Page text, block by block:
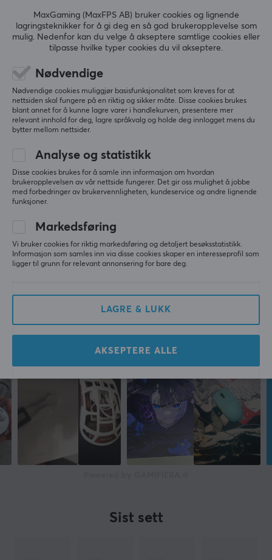
og de kommer garantert til å øke din spillopplevelse!
SPESIFIKASJONER
DIMENSJON & VEKT
Bredde
15 mm
Dybde
1 mm
Vekt
EGENSKAPER
Minnekort
Overføringshastighet
200MB/s
Produsentens garanti
ANMELDELSER (0) SPØRSMÅL OG SVAR (0)
0.0
Basert på 0 vurderinger
4
0%
3
0%
2
SKRIV ANMELDELSE
Mer fra vårt fellesskap
Sist sett
MaxGaming (MaxFPS AB) bruker cookies og lignende
lagringsteknikker for å gi deg en så god brukeropplevelse som
mulig. Nedenfor kan du velge å akseptere samtlige cookies eller
tilpasse hvilke typer cookies du vil akseptere.
Nødvendige
Nødvendige cookies muliggjør basisfunksjonalitet som kreves for at
nettsiden skal fungere på en riktig og sikker måte. Disse cookies brukes
blant annet for å kunne lagre varer i handlekurven, presentere mer
relevant innhold for deg, lagre språkvalg og holde deg innlogget mens du
bytter mellom nettsider.
Analyse og statistikk
Disse cookies brukes for å samle inn informasjon om hvordan
brukeropplevelsen av vår nettside fungerer. Det gir oss mulighet å jobbe
med forbedringer av brukervennligheten, kundeservice og andre lignende
funksjoner.
Markedsføring
Vi bruker cookies for riktig markedsføring og detaljert besøksstatistikk.
Informasjon som samles inn via disse cookies skaper en interesseprofil som
ligger til grunn for relevant annonsering for bare deg.
LAGRE & LUKK
AKSEPTERE ALLE